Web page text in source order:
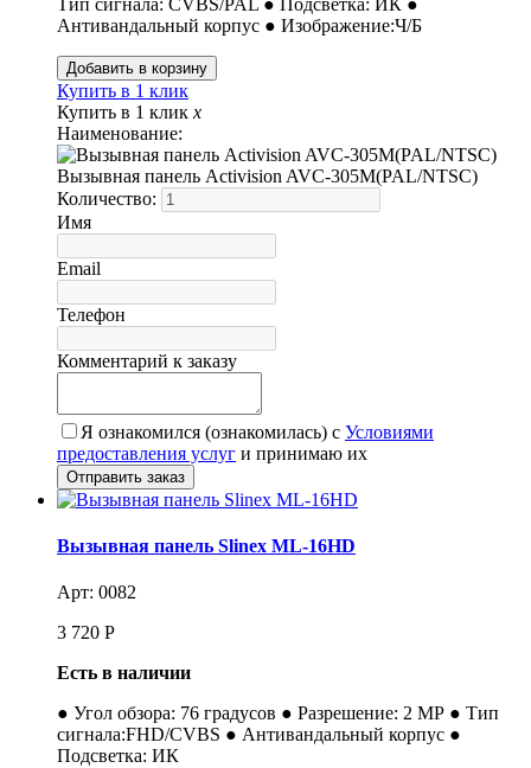
Антивандальный корпус ● Изображение:Ч/Б
Купить в 1 клик
Купить в 1 клик x
Наименование:
Вызывная панель Activision AVC-305M(PAL/NTSC)
Количество:
Имя
Email
Телефон
Комментарий к заказу
Я ознакомился (ознакомилась) с Условиями
предоставления услуг и принимаю их
Вызывная панель Slinex ML-16HD
Арт: 0082
3 720 Р
Есть в наличии
● Угол обзора: 76 градусов ● Разрешение: 2 МР ● Тип
сигнала:FHD/CVBS ● Антивандальный корпус ●
Подсветка: ИК